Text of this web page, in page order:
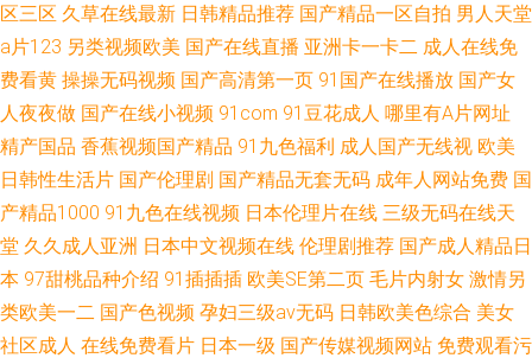
区三区 久草在线最新 日韩精品推荐 国产精品一区自拍 男人天堂
a片123 另类视频欧美 国产在线直播 亚洲卡一卡二 成人在线免
费看黄 操操无码视频 国产高清第一页 91国产在线播放 国产女
人夜夜做 国产在线小视频 91com 91豆花成人 哪里有A片网址
精产国品 香蕉视频国产精品 91九色福利 成人国产无线视 欧美
日韩性生活片 国产伦理剧 国产精品无套无码 成年人网站免费 国
产精品1000 91九色在线视频 日本伦理片在线 三级无码在线天
堂 久久成人亚洲 日本中文视频在线 伦理剧推荐 国产成人精品日
本 97甜桃品种介绍 91插插插 欧美SE第二页 毛片内射女 激情另
类欧美一二 国产色视频 孕妇三级av无码 日韩欧美色综合 美女
社区成人 在线免费看片 日本一级 国产传媒视频网站 免费观看污